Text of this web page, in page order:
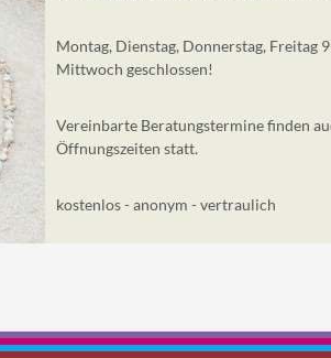
Montag, Dienstag, Donnerstag, Freitag
Mittwoch geschlossen!
Vereinbarte Beratungstermine finden
Öffnungszeiten statt.
kostenlos - anonym - vertraulich